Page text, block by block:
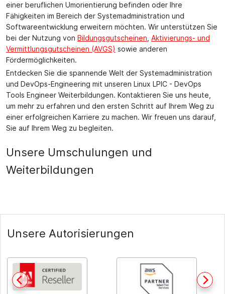
einer beruflichen Umorientierung befinden oder Ihre
Fähigkeiten im Bereich der Systemadministration und
Softwareentwicklung erweitern möchten. Wir unterstützen Sie
bei der Nutzung von Bildungsgutscheinen Aktivierungs- und
Vermittlungsgutscheinen (AVGS) sowie anderen
Fördermöglichkeiten.
Entdecken Sie die spannende Welt der Systemadministration
und DevOps-Engineering mit unseren Linux LPIC - DevOps
Tools Engineer Weiterbildungen. Kontaktieren Sie uns heute,
um mehr zu erfahren und den ersten Schritt auf Ihrem Weg zu
einer erfolgreichen Karriere zu machen. Wir freuen uns darauf,
Sie auf Ihrem Weg zu begleiten.
Unsere Umschulungen und
Weiterbildungen
Unsere Autorisierungen